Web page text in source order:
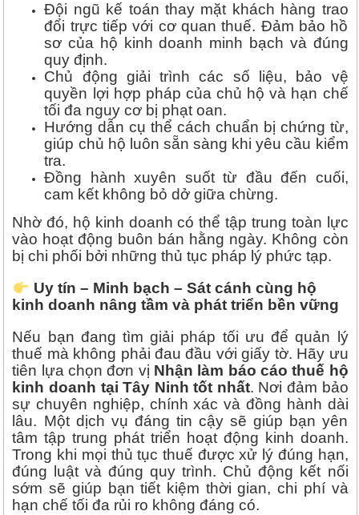
Đội ngũ kế toán thay mặt khách hàng trao
đổi trực tiếp với cơ quan thuế. Đảm bảo hồ
sơ của hộ kinh doanh minh bạch và đúng
quy định.
Chủ động giải trình các số liệu, bảo vệ
quyền lợi hợp pháp của chủ hộ và hạn chế
tối đa nguy cơ bị phạt oan.
Hướng dẫn cụ thể cách chuẩn bị chứng từ,
giúp chủ hộ luôn sẵn sàng khi yêu cầu kiểm
tra.
Đồng hành xuyên suốt từ đầu đến cuối,
cam kết không bỏ dở giữa chừng.
Nhờ đó, hộ kinh doanh có thể tập trung toàn lực
vào hoạt động buôn bán hằng ngày. Không còn
bị chi phối bởi những thủ tục pháp lý phức tạp.
Uy tín – Minh bạch – Sát cánh cùng hộ
kinh doanh nâng tầm và phát triển bền vững
Nếu bạn đang tìm giải pháp tối ưu để quản lý
thuế mà không phải đau đầu với giấy tờ. Hãy ưu
tiên lựa chọn đơn vị Nhận làm báo cáo thuế hộ
kinh doanh tại Tây Ninh tốt nhất. Nơi đảm bảo
sự chuyên nghiệp, chính xác và đồng hành dài
lâu. Một dịch vụ đáng tin cậy sẽ giúp bạn yên
tâm tập trung phát triển hoạt động kinh doanh.
Trong khi mọi thủ tục thuế được xử lý đúng hạn,
đúng luật và đúng quy trình. Chủ động kết nối
sớm sẽ giúp bạn tiết kiệm thời gian, chi phí và
hạn chế tối đa rủi ro không đáng có.